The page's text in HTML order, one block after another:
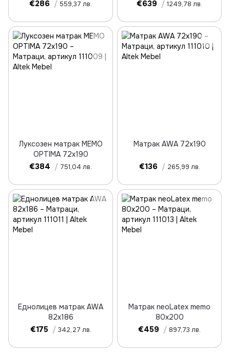
€286 / 559,37 лв. €639 / 1249,78 лв.
Луксозен матрак MEMO
OPTIMA 72x190
€384 / 751,04 лв.
Матрак AWA 72x190
€136 / 265,99 лв.
Еднолицев матрак AWA
82x186
€175 / 342,27 лв.
Матрак neoLatex memo
80x200
€459 / 897,73 лв.